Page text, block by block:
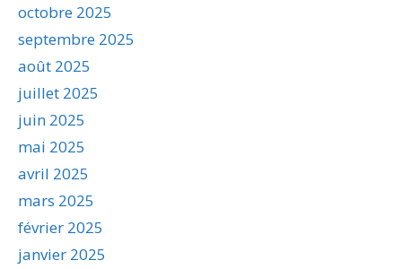
octobre 2025
septembre 2025
août 2025
juillet 2025
juin 2025
mai 2025
avril 2025
mars 2025
février 2025
janvier 2025